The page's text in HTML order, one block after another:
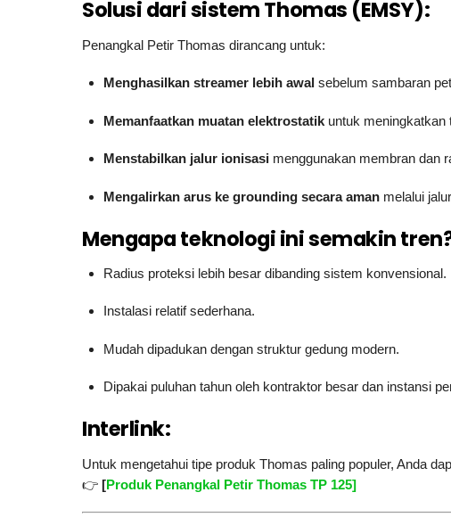
Solusi dari sistem Thomas (EMSY):
Penangkal Petir Thomas dirancang untuk:
Menghasilkan streamer lebih awal sebelum sambaran
Memanfaatkan muatan elektrostatik untuk meningkatkan
Menstabilkan jalur ionisasi menggunakan membran dan
Mengalirkan arus ke grounding secara aman melalui
Mengapa teknologi ini semakin
Radius proteksi lebih besar dibanding sistem konvensional.
Instalasi relatif sederhana.
Mudah dipadukan dengan struktur gedung modern.
Dipakai puluhan tahun oleh kontraktor besar dan instansi
Interlink:
Untuk mengetahui tipe produk Thomas paling populer, Anda
👉 [Produk Penangkal Petir Thomas TP 125]